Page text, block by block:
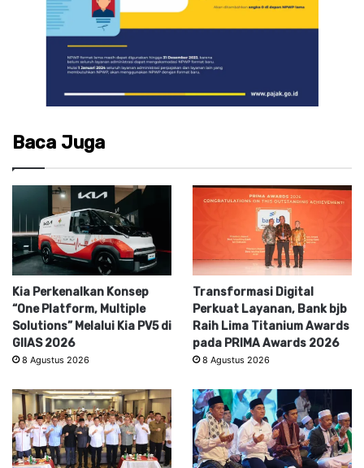
Baca Juga
Kia Perkenalkan Konsep
“One Platform, Multiple
Solutions” Melalui Kia PV5 di
GIIAS 2026
8 Agustus 2026
Transformasi Digital
Perkuat Layanan, Bank bjb
Raih Lima Titanium Awards
pada PRIMA Awards 2026
8 Agustus 2026